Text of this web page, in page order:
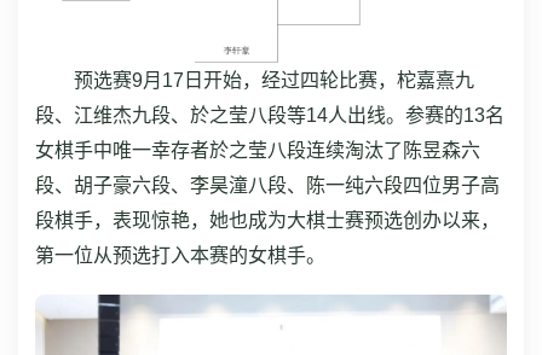
预选赛9月17日开始，经过四轮比赛，柁嘉熹九
段、江维杰九段、於之莹八段等14人出线。参赛的13名
女棋手中唯一幸存者於之莹八段连续淘汰了陈昱森六
段、胡子豪六段、李昊潼八段、陈一纯六段四位男子高
段棋手，表现惊艳，她也成为大棋士赛预选创办以来，
第一位从预选打入本赛的女棋手。